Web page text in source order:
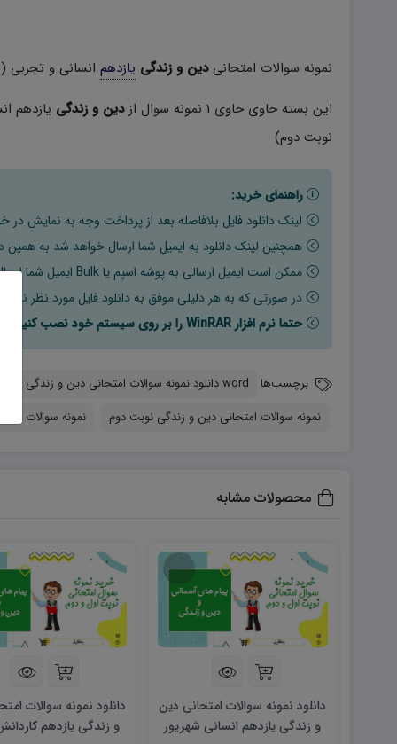
نمونه سوالات امتحانی دین و زندگی یازدهم انسانی و
این بسته حاوی حاوی ۱ نمونه سوال از
دین و زندگی یازدهم
نوبت دوم)
راهنمای خرید:
لینک دانلود فایل بلافاصله بعد از پرداخت وجه به نمایش در
همچنین لینک دانلود به ایمیل شما ارسال خواهد شد به همین
ممکن است ایمیل ارسالی به پوشه اسپم یا Bulk ایمیل شما ارسال شده باشد.
در صورتی که به هر دلیلی موفق به دانلود فایل مورد نظر
حتما نرم افزار WinRAR را بر روی سیستم خود نصب کنید تا فایل ها به راحتی از حالت فشرده خارج شوند.
برچسب‌ها word دانلود نمونه سوالات امتحانی دین و زندگی دهم انسانی و تجربی word (نوبت اول)
نمونه سوالات امتحانی دین و زندگی نوبت دوم
نمونه سوالات
محصولات مشابه
دانلود نمونه سوالات امتحانی دین
و زندگی یازدهم انسانی شهریور
دانلود نمونه سوالات
و زندگی یازدهم